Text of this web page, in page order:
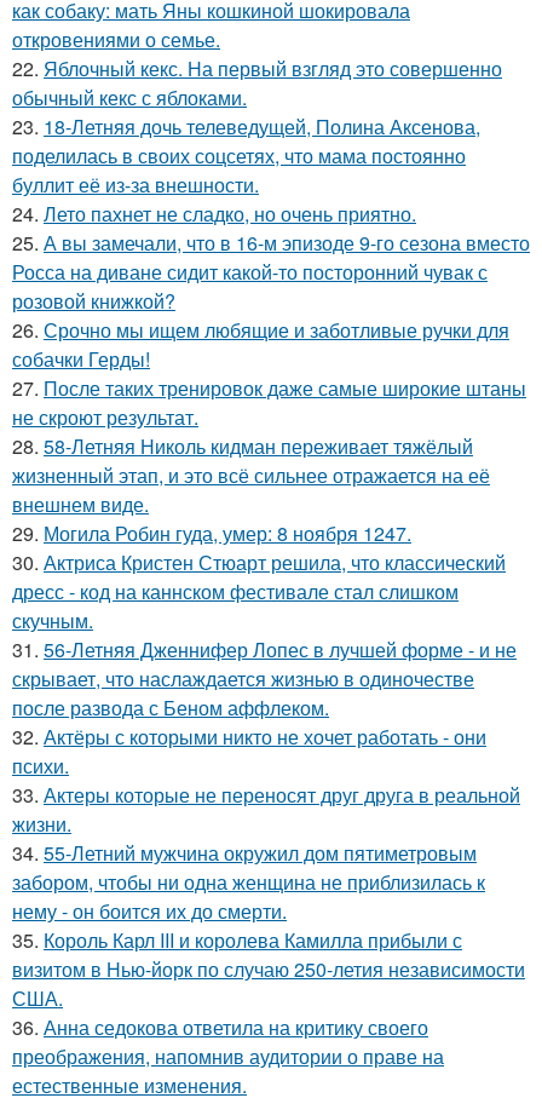
как собаку: мать Яны кошкиной шокировала
откровениями о семье.
22. Яблочный кекс. На первый взгляд это совершенно
обычный кекс с яблоками.
23. 18-Летняя дочь телеведущей, Полина Аксенова,
поделилась в своих соцсетях, что мама постоянно
буллит её из-за внешности.
24. Лето пахнет не сладко, но очень приятно.
25. А вы замечали, что в 16-м эпизоде 9-го сезона вместо
Росса на диване сидит какой-то посторонний чувак с
розовой книжкой?
26. Срочно мы ищем любящие и заботливые ручки для
собачки Герды!
27. После таких тренировок даже самые широкие штаны
не скроют результат.
28. 58-Летняя Николь кидман переживает тяжёлый
жизненный этап, и это всё сильнее отражается на её
внешнем виде.
29. Могила Робин гуда, умер: 8 ноября 1247.
30. Актриса Кристен Стюарт решила, что классический
дресс - код на каннском фестивале стал слишком
скучным.
31. 56-Летняя Дженнифер Лопес в лучшей форме - и не
скрывает, что наслаждается жизнью в одиночестве
после развода с Беном аффлеком.
32. Актёры с которыми никто не хочет работать - они
психи.
33. Актеры которые не переносят друг друга в реальной
жизни.
34. 55-Летний мужчина окружил дом пятиметровым
забором, чтобы ни одна женщина не приблизилась к
нему - он боится их до смерти.
35. Король Карл III и королева Камилла прибыли с
визитом в Нью-йорк по случаю 250-летия независимости
США.
36. Анна седокова ответила на критику своего
преображения, напомнив аудитории о праве на
естественные изменения.